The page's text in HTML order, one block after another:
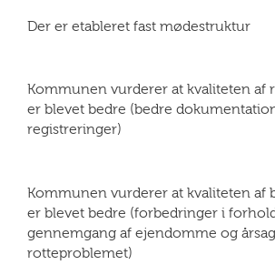
Der er etableret fast mødestruktur
Kommunen vurderer at kvaliteten af
er blevet bedre (bedre
registreringer)
Kommunen vurderer at kvaliteten af
er blevet bedre (forbedringer i
gennemgang af ejendomme og
rotteproblemet)